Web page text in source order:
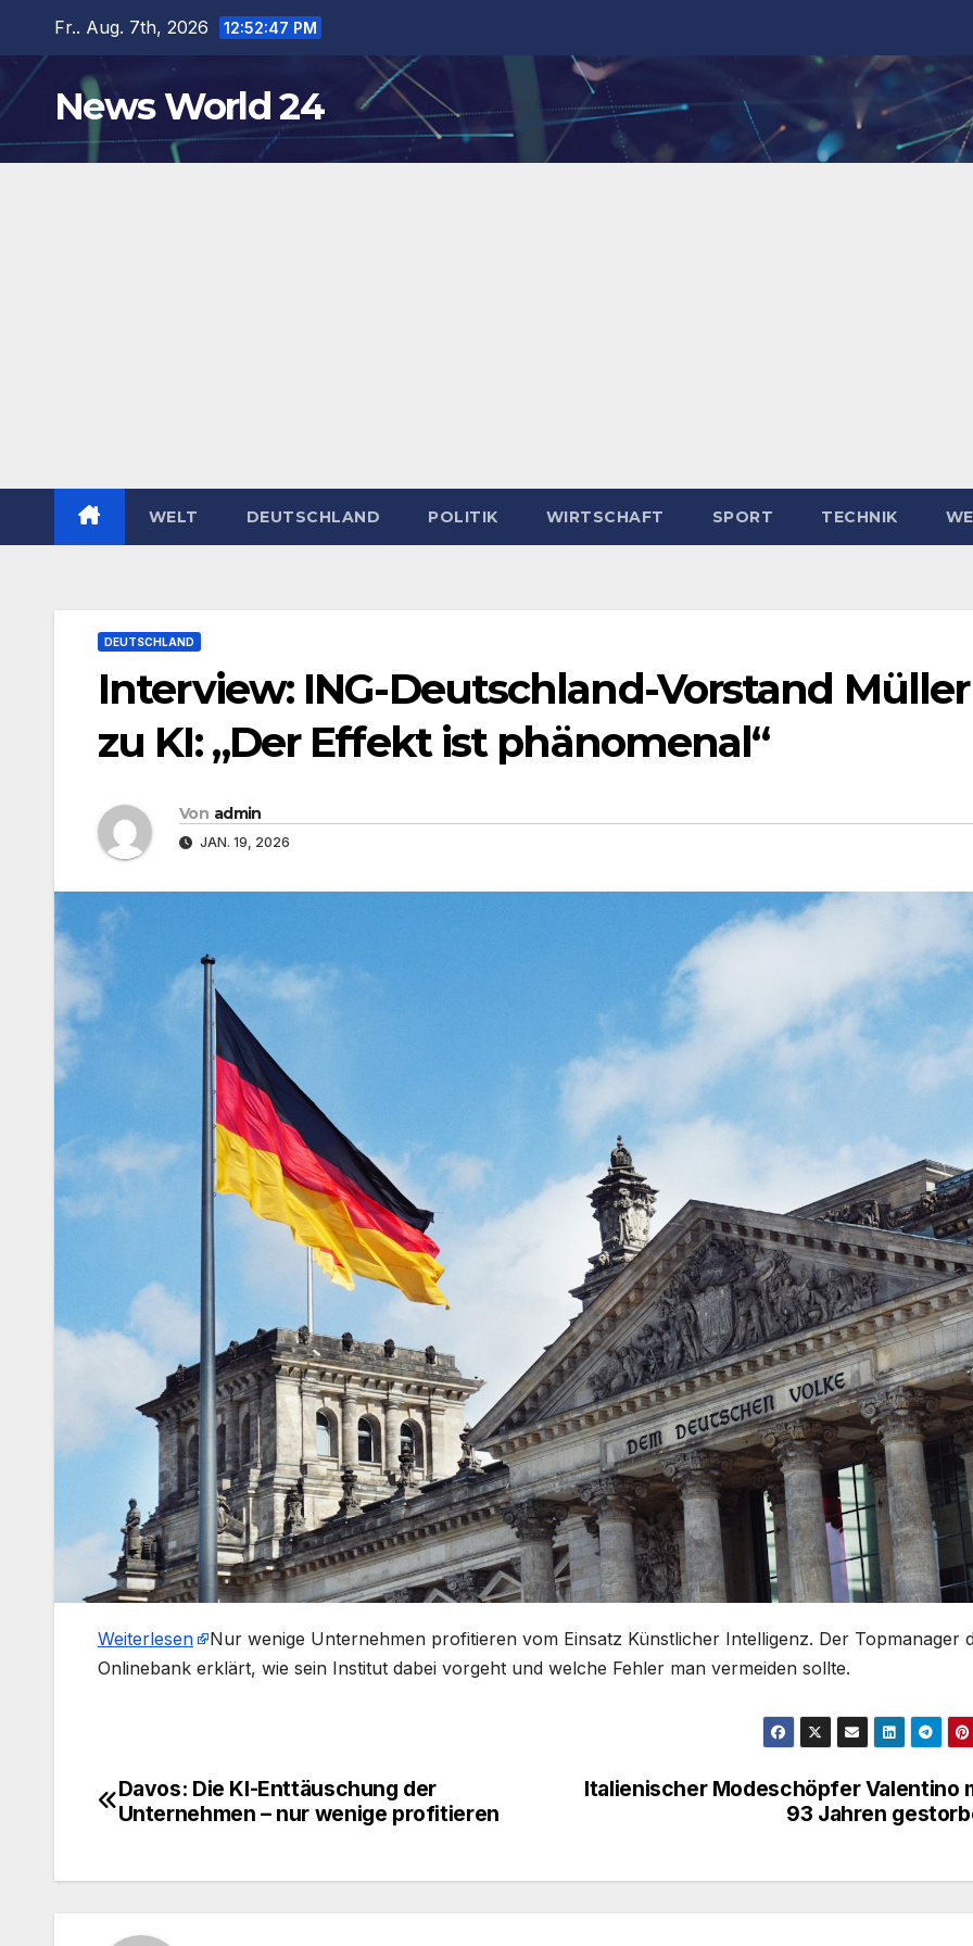
springen
Fr.. Aug. 7th, 2026 12:52:48 PM
News World 24
WELT DEUTSCHLAND POLITIK WIRTSCHAFT SPORT TECHNIK
DEUTSCHLAND
Interview: ING-Deutschland-Vorstand Müller
zu KI: „Der Effekt ist phänomenal“
Von admin
JAN. 19, 2026
Weiterlesen
​Nur wenige Unternehmen profitieren vom Einsatz Künstlicher Intelligenz. Der Topmanager
Onlinebank erklärt, wie sein Institut dabei vorgeht und welche Fehler man vermeiden sollte.
Beitragsnavigation
Italienischer Modeschöpfer Valentino
93 Jahren
Davos: Die KI-Enttäuschung der
Unternehmen – nur wenige profitieren